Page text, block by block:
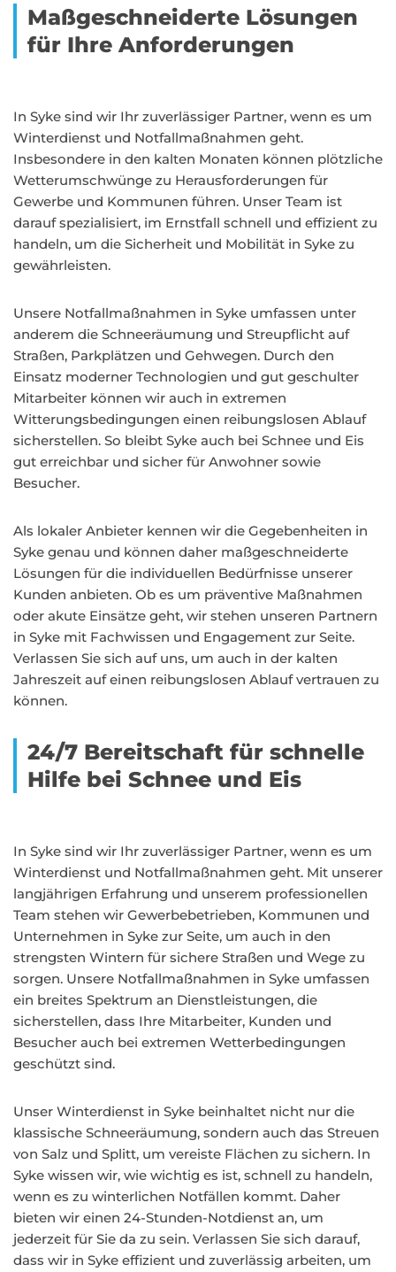
Maßgeschneiderte Lösungen
für Ihre Anforderungen
In Syke sind wir Ihr zuverlässiger Partner, wenn es um
Winterdienst und Notfallmaßnahmen geht.
Insbesondere in den kalten Monaten können plötzliche
Wetterumschwünge zu Herausforderungen für
Gewerbe und Kommunen führen. Unser Team ist
darauf spezialisiert, im Ernstfall schnell und effizient zu
handeln, um die Sicherheit und Mobilität in Syke zu
gewährleisten.
Unsere Notfallmaßnahmen in Syke umfassen unter
anderem die Schneeräumung und Streupflicht auf
Straßen, Parkplätzen und Gehwegen. Durch den
Einsatz moderner Technologien und gut geschulter
Mitarbeiter können wir auch in extremen
Witterungsbedingungen einen reibungslosen Ablauf
sicherstellen. So bleibt Syke auch bei Schnee und Eis
gut erreichbar und sicher für Anwohner sowie
Besucher.
Als lokaler Anbieter kennen wir die Gegebenheiten in
Syke genau und können daher maßgeschneiderte
Lösungen für die individuellen Bedürfnisse unserer
Kunden anbieten. Ob es um präventive Maßnahmen
oder akute Einsätze geht, wir stehen unseren Partnern
in Syke mit Fachwissen und Engagement zur Seite.
Verlassen Sie sich auf uns, um auch in der kalten
Jahreszeit auf einen reibungslosen Ablauf vertrauen zu
können.
24/7 Bereitschaft für schnelle
Hilfe bei Schnee und Eis
In Syke sind wir Ihr zuverlässiger Partner, wenn es um
Winterdienst und Notfallmaßnahmen geht. Mit unserer
langjährigen Erfahrung und unserem professionellen
Team stehen wir Gewerbebetrieben, Kommunen und
Unternehmen in Syke zur Seite, um auch in den
strengsten Wintern für sichere Straßen und Wege zu
sorgen. Unsere Notfallmaßnahmen in Syke umfassen
ein breites Spektrum an Dienstleistungen, die
sicherstellen, dass Ihre Mitarbeiter, Kunden und
Besucher auch bei extremen Wetterbedingungen
geschützt sind.
Unser Winterdienst in Syke beinhaltet nicht nur die
klassische Schneeräumung, sondern auch das Streuen
von Salz und Splitt, um vereiste Flächen zu sichern. In
Syke wissen wir, wie wichtig es ist, schnell zu handeln,
wenn es zu winterlichen Notfällen kommt. Daher
bieten wir einen 24-Stunden-Notdienst an, um
jederzeit für Sie da zu sein. Verlassen Sie sich darauf,
dass wir in Syke effizient und zuverlässig arbeiten, um